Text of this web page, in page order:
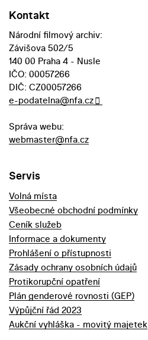
Kontakt
Národní filmový archiv:
Závišova 502/5
140 00 Praha 4 - Nusle
IČO: 00057266
DIČ: CZ00057266
e-podatelna@nfa.cz
Správa webu:
webmaster@nfa.cz
Servis
Volná místa
Všeobecné obchodní podmínky
Ceník služeb
Informace a dokumenty
Prohlášení o přístupnosti
Zásady ochrany osobních údajů
Protikorupční opatření
Plán genderové rovnosti (GEP)
Výpůjční řád 2023
Aukční vyhláška - movitý majetek